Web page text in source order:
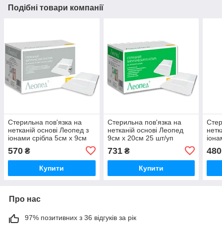
Подібні товари компанії
Стерильна пов'язка на
нетканій основі Леопед з
іонами срібла 5см х 9см
570 ₴
Купити
Стерильна пов'язка на
нетканій основі Леопед
9см х 20см 25 шт/уп
731₴
Купити
480
Про нас
97% позитивних з 36 відгуків за рік